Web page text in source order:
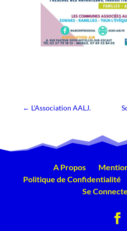
← L'Association AALJ.
A Propos
Politique de Confidentialité
Se